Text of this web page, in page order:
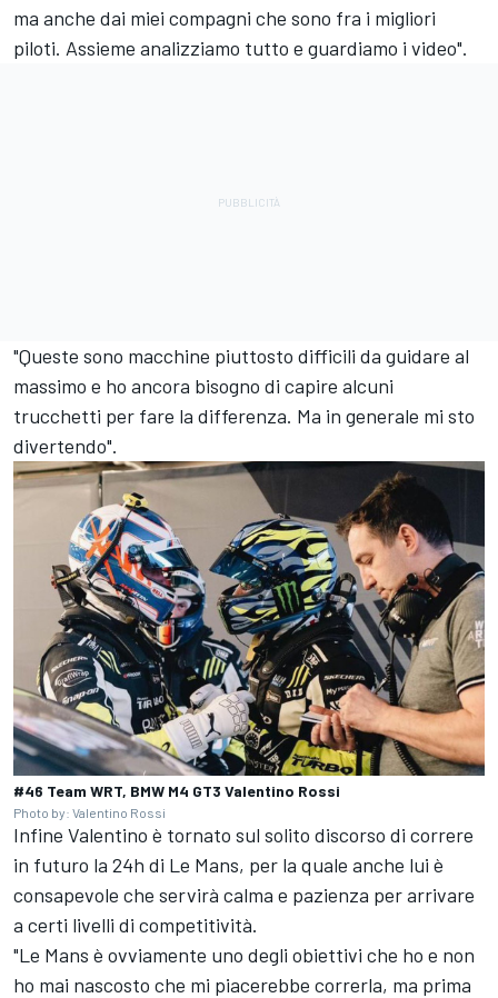
ma anche dai miei compagni che sono fra i migliori
piloti. Assieme analizziamo tutto e guardiamo i video".
"Queste sono macchine piuttosto difficili da guidare al
massimo e ho ancora bisogno di capire alcuni
trucchetti per fare la differenza. Ma in generale mi sto
divertendo".
#46 Team WRT, BMW M4 GT3 Valentino Rossi
Photo by: Valentino Rossi
Infine Valentino è tornato sul solito discorso di correre
in futuro la 24h di Le Mans, per la quale anche lui è
consapevole che servirà calma e pazienza per arrivare
a certi livelli di competitività.
"Le Mans è ovviamente uno degli obiettivi che ho e non
ho mai nascosto che mi piacerebbe correrla, ma prima